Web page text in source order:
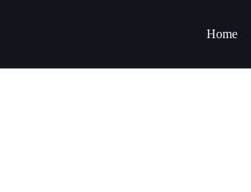
Home